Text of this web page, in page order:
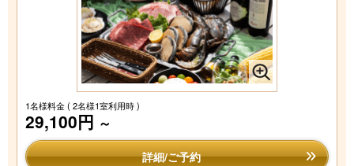
1名様料金( 2名様1室利用時 )
29,100円 ～
詳細/ご予約